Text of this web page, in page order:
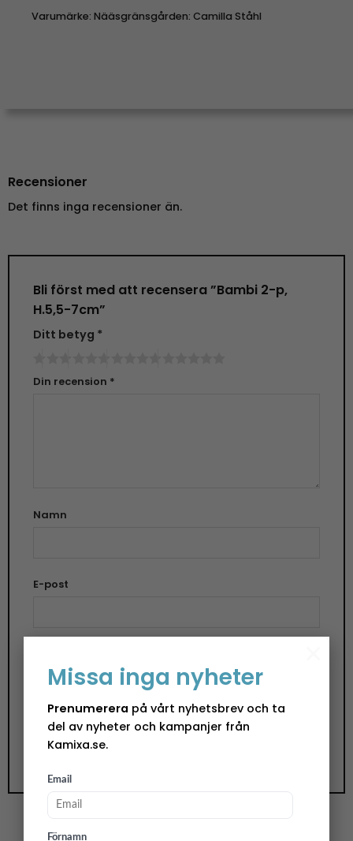
Missa inga nyheter
Prenumerera på vårt nyhetsbrev och ta
del av nyheter och kampanjer från
Kamixa.se.
Email
Förnamn
Varumärke: Nääsgränsgården: Camilla Ståhl
Recensioner
Det finns inga recensioner än.
Bli först med att recensera ”Bambi 2-p,
H.5,5-7cm”
Ditt betyg *
Din recension *
Namn
E-post
webbplats i denna webbläsare till nästa gång jag